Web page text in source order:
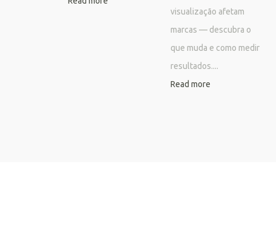
visualização afetam
marcas — descubra o
que muda e como medir
resultados....
Read more